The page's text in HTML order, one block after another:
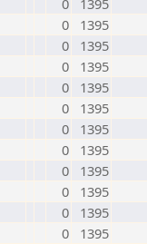
0
1395
0
1395
0
1395
0
1395
0
1395
0
1395
0
1395
0
1395
0
1395
0
1395
0
1395
0
1395